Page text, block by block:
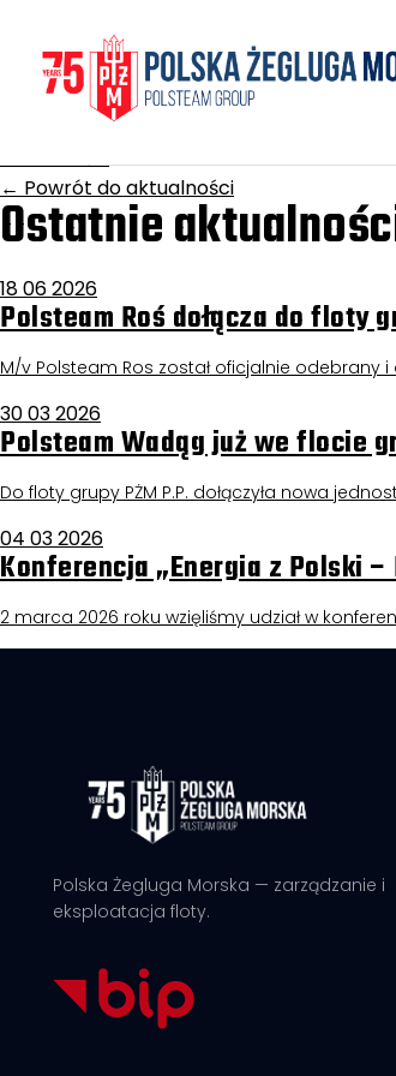
Wróżka
17 grudnia 2025
Aktualności
← Powrót do aktualności
Ostatnie
18 06 2026
Polsteam Roś dołącza do floty
M/v Polsteam Ros został oficjalnie odebrany
30 03 2026
Polsteam Wadąg już we flocie
Do floty grupy PŻM P.P. dołączyła nowa
04 03 2026
Konferencja „Energia z Polski
2 marca 2026 roku wzięliśmy udział w
Polska Żegluga Morska — zarządzanie i
eksploatacja floty.